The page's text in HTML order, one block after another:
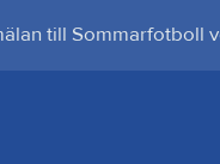
till Sommarfotboll